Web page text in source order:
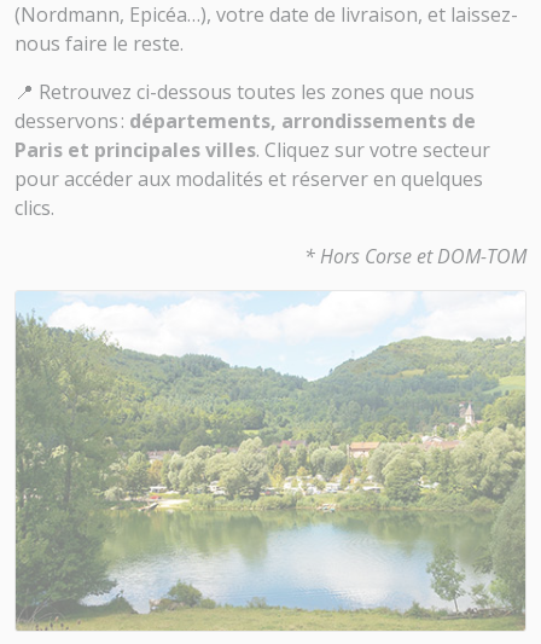
(Nordmann, Epicéa…), votre date de livraison, et laissez-
nous faire le reste.
📍 Retrouvez ci-dessous toutes les zones que nous
desservons : départements, arrondissements de
Paris et principales villes. Cliquez sur votre secteur
pour accéder aux modalités et réserver en quelques
clics.
* Hors Corse et DOM-TOM